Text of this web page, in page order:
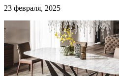
23 февраля, 2025